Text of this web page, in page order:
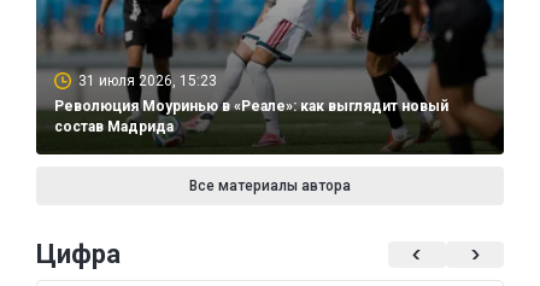
31 июля 2026, 15:23
Революция Моуринью в «Реале»: как выглядит новый
состав Мадрида
Все материалы автора
Цифра